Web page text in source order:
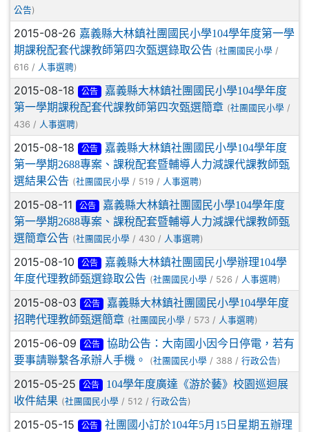
公告)
2015-08-26 嘉義縣大林鎮社團國民小學104學年度第一學
期課稅配套代課教師第四次甄選錄取公告 (社團國民小學 /
616 / 人事選聘)
2015-08-18 公告
嘉義縣大林鎮社團國民小學104學年度
第一學期課稅配套代課教師第四次甄選簡章 (社團國民小學 /
436 / 人事選聘)
2015-08-18 公告
嘉義縣大林鎮社團國民小學104學年度
第一學期2688專案、課稅配套暨輔導人力減課代課教師甄
選結果公告 (社團國民小學 / 519 / 人事選聘)
2015-08-11 公告
嘉義縣大林鎮社團國民小學104學年度
第一學期2688專案、課稅配套暨輔導人力減課代課教師甄
選簡章公告 (社團國民小學 / 430 / 人事選聘)
2015-08-10 公告
嘉義縣大林鎮社團國民小學辦理104學
年度代理教師甄選錄取公告 (社團國民小學 / 526 / 人事選聘)
2015-08-03 公告
嘉義縣大林鎮社團國民小學104學年度
招聘代理教師甄選簡章 (社團國民小學 / 573 / 人事選聘)
2015-06-09 公告
協助公告：大南國小因今日停電，若有
要事請聯繫各承辦人手機。
(社團國民小學 / 388 / 行政公告)
2015-05-25 公告
104學年度廣達《游於藝》校園巡迴展
收件結果 (社團國民小學 / 512 / 行政公告)
2015-05-15 公告
社團國小訂於104年5月15日星期五辦理